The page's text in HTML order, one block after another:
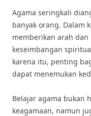
Agama seringkali
banyak orang. Dalam
memberikan arah
keseimbangan
karena itu, penting
dapat menemukan
Belajar agama bukan
keagamaan, namun